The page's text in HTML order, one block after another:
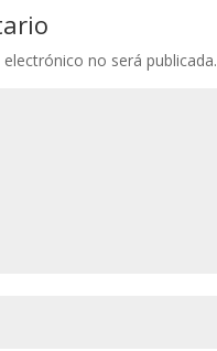
no será publicada.